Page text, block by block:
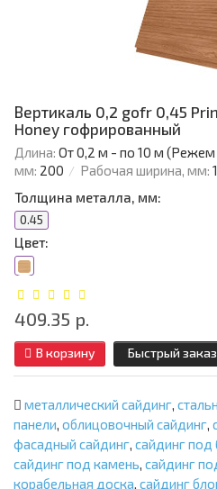
Вертикаль 0,2 gofr 0,45
Honey гофрированный
Длина: От 0,2 м - по 10 м (Режем
мм: 200 Рабочая ширина, мм:
Толщина металла, мм:
0.45
Цвет:
409.35 р.
В корзину Быстрый заказ
металлический сайдинг,
панели, облицовочный сайдинг,
фасадный сайдинг, сайдинг под
сайдинг под камень, сайдинг
корабельная доска, сайдинг